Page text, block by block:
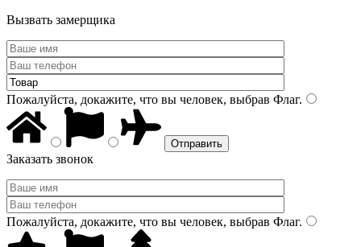
Вызвать замерщика
Пожалуйста, докажите, что вы человек, выбрав Флаг.
Заказать звонок
Пожалуйста, докажите, что вы человек, выбрав Флаг.